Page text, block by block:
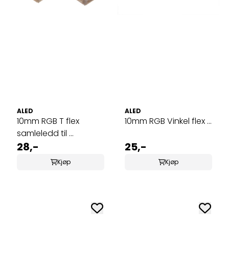
ALED
10mm RGB T flex
samleledd til ...
28,-
Kjøp
ALED
10mm RGB Vinkel flex ...
25,-
Kjøp